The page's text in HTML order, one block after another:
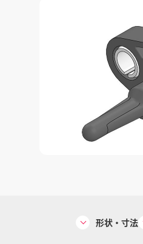
形状・寸法